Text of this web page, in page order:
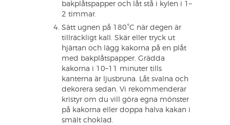
bakplåtspapper och låt stå i kylen i 1–
2 timmar.
Sätt ugnen på 180°C när degen är
tillräckligt kall. Skär eller tryck ut
hjärtan och lägg kakorna på en plåt
med bakplåtspapper. Grädda
kakorna i 10–11 minuter tills
kanterna är ljusbruna. Låt svalna och
dekorera sedan. Vi rekommenderar
kristyr om du vill göra egna mönster
på kakorna eller doppa halva kakan i
smält choklad.